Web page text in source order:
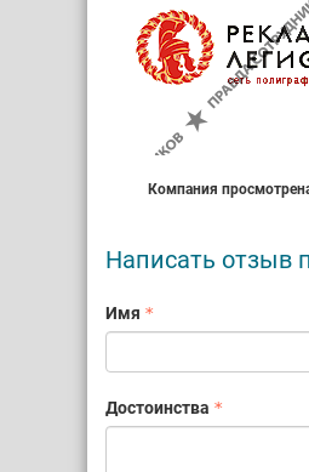
Компания
Написать отзыв
Имя
Достоинства